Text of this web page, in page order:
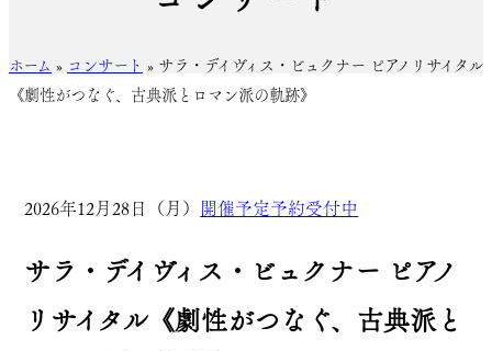
ホーム » コンサート » サラ・デイヴィス・ビュクナー ピアノリサイタル
《劇性がつなぐ、古典派とロマン派の軌跡》
2026年12月28日（月） 開催予定予約受付中
サラ・デイヴィス・ビュクナー ピアノ
リサイタル《劇性がつなぐ、古典派と